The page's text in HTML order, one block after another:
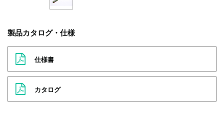
製品カタログ・仕様
仕様書
カタログ